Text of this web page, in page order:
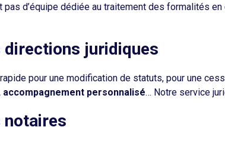
pas d’équipe dédiée au traitement des formalités
directions juridiques
pour une modification de statuts, pour une
personnalisé… Notre service
notaires